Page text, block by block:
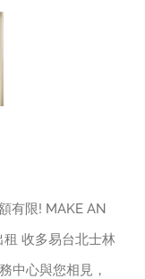
有限! MAKE AN
收多易台北士林
中心與您相見，